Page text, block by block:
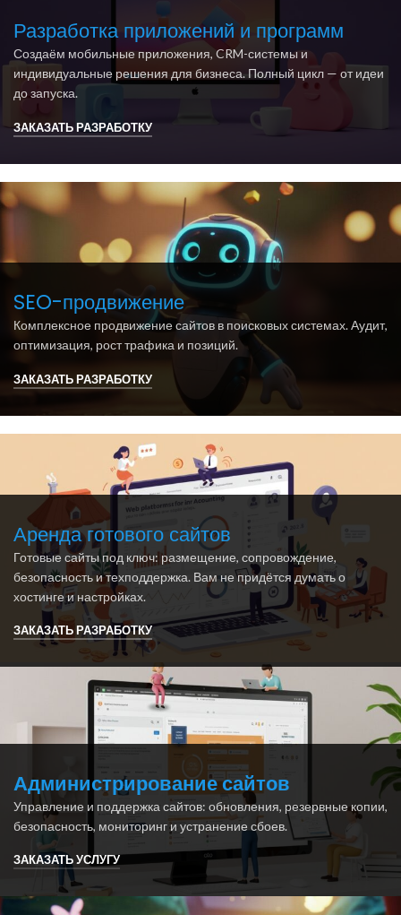
Разработка приложений и программ
Создаём мобильные приложения, CRM-системы и
индивидуальные решения для бизнеса. Полный цикл — от идеи
до запуска.
ЗАКАЗАТЬ РАЗРАБОТКУ
SEO-продвижение
Комплексное продвижение сайтов в поисковых системах. Аудит,
оптимизация, рост трафика и позиций.
ЗАКАЗАТЬ РАЗРАБОТКУ
Аренда готового сайтов
Готовые сайты под ключ: размещение, сопровождение,
безопасность и техподдержка. Вам не придётся думать о
хостинге и настройках.
ЗАКАЗАТЬ РАЗРАБОТКУ
Администрирование сайтов
Управление и поддержка сайтов: обновления, резервные копии,
безопасность, мониторинг и устранение сбоев.
ЗАКАЗАТЬ УСЛУГУ